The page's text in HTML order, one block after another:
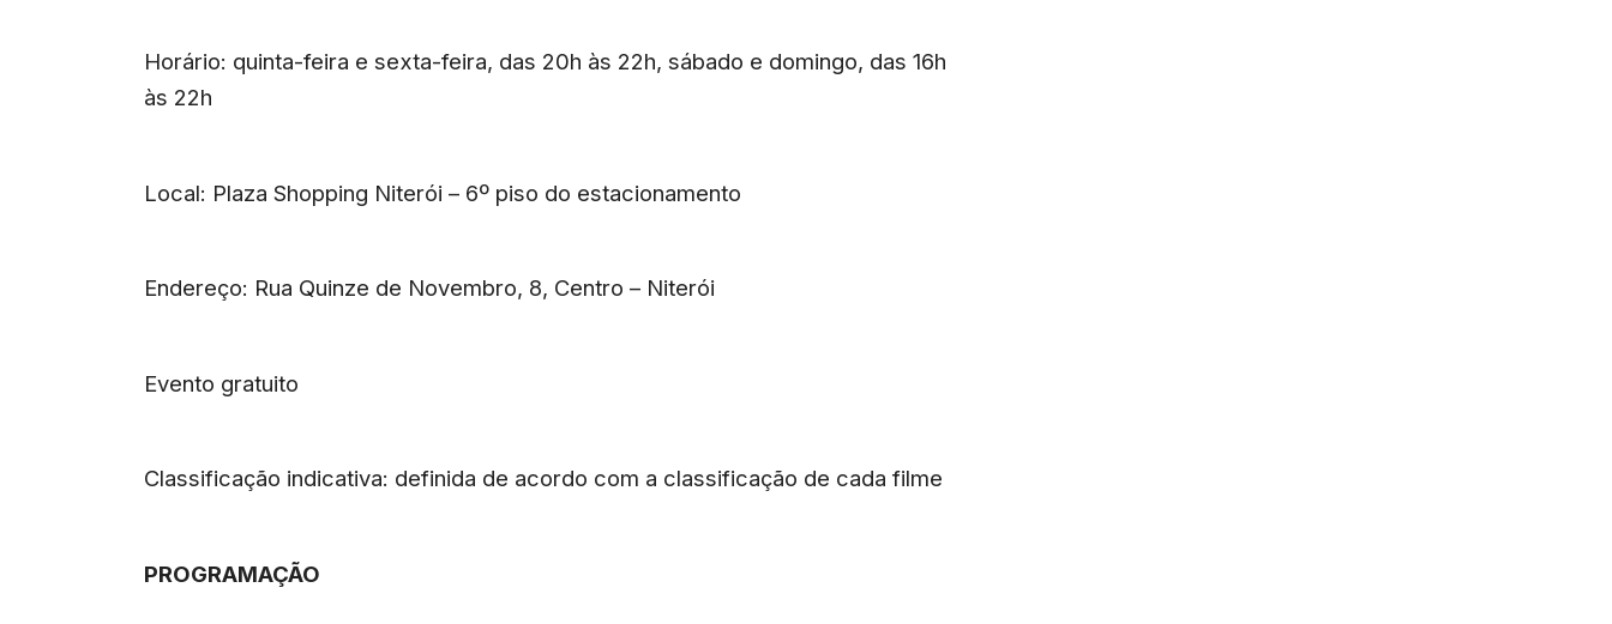
Horário: quinta-feira e sexta-feira, das 20h às 22h, sábado e domingo, das 16h
às 22h
Local: Plaza Shopping Niterói – 6º piso do estacionamento
Endereço: Rua Quinze de Novembro, 8, Centro – Niterói
Evento gratuito
Classificação indicativa: definida de acordo com a classificação de cada filme
PROGRAMAÇÃO